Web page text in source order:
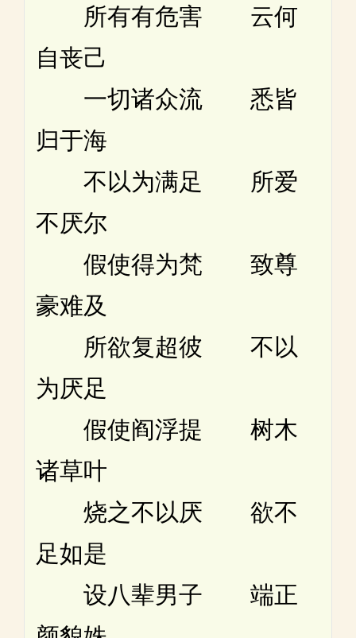
所有有危害 云何
自丧己
一切诸众流 悉皆
归于海
不以为满足 所爱
不厌尔
假使得为梵 致尊
豪难及
所欲复超彼 不以
为厌足
假使阎浮提 树木
诸草叶
烧之不以厌 欲不
足如是
设八辈男子 端正